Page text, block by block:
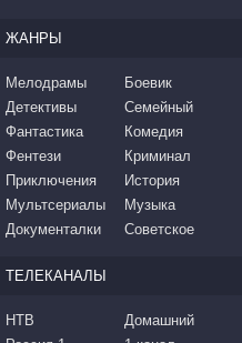
ЖАНРЫ
Мелодрамы
Детективы
Фантастика
Боевик
Семейный
Комедия
Фентези
Приключения
Мультсериалы
Документалки
Криминал
История
Музыка
Советское
ТЕЛЕКАНАЛЫ
НТВ
Домашний